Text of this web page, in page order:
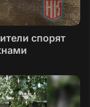
спорят